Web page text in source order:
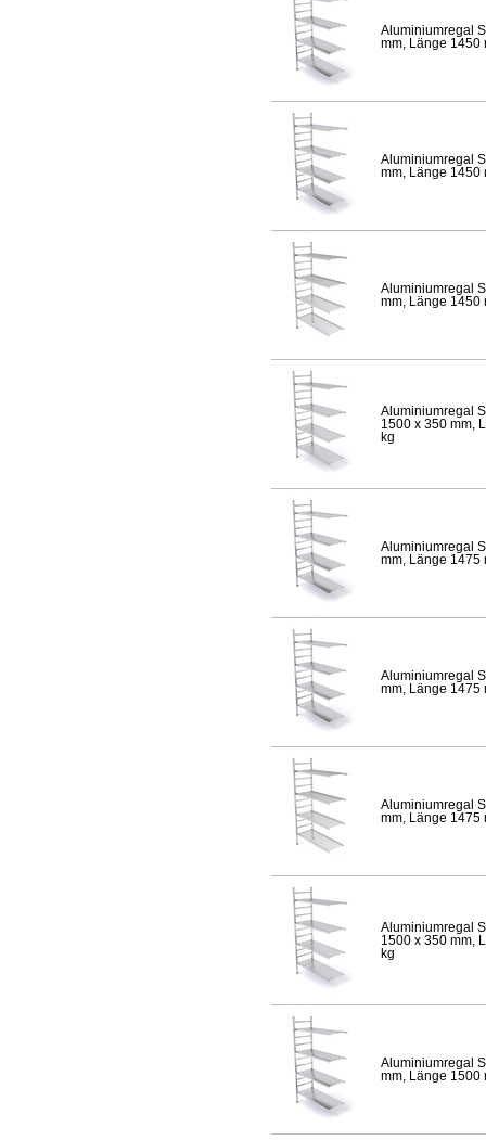
Aluminiumregal
mm, Länge 1450
Aluminiumregal
mm, Länge 1450
Aluminiumregal
mm, Länge 1450
Aluminiumregal
1500 x 350 mm,
kg
Aluminiumregal
mm, Länge 1475
Aluminiumregal
mm, Länge 1475
Aluminiumregal
mm, Länge 1475
Aluminiumregal
1500 x 350 mm,
kg
Aluminiumregal
mm, Länge 1500